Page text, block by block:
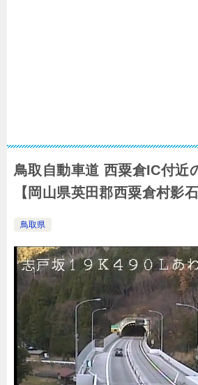
鳥取自動車道 西粟倉IC付近
【岡山県英田郡西粟倉村影石
鳥取県